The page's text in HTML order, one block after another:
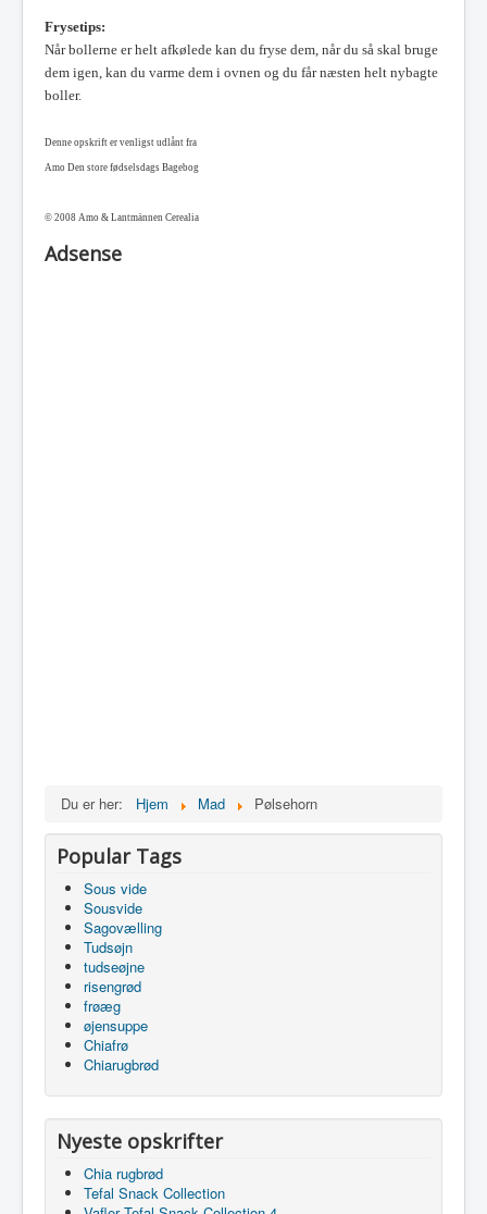
Frysetips:
Når bollerne er helt afkølede kan du fryse dem, når du så skal bruge
dem igen, kan du varme dem i ovnen og du får næsten helt nybagte
boller.
Denne opskrift er venligst udlånt fra
Amo Den store fødselsdags Bagebog
© 2008 Amo & Lantmännen Cerealia
Adsense
Du er her: Hjem Mad Pølsehorn
Popular Tags
Sous vide
Sousvide
Sagovælling
Tudsøjn
tudseøjne
risengrød
frøæg
øjensuppe
Chiafrø
Chiarugbrød
Nyeste opskrifter
Chia rugbrød
Tefal Snack Collection